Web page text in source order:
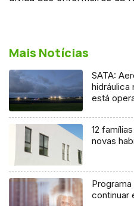
Mais Notícias
SATA:
hidráulica
está
12
novas
continuar